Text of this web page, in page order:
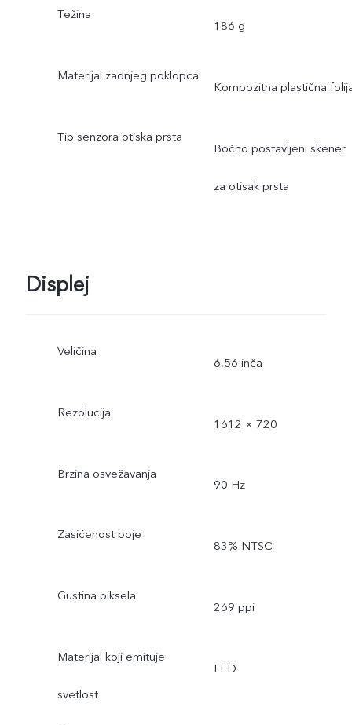
Težina
186 g
Materijal zadnjeg poklopca
Kompozitna plastična
Tip senzora otiska prsta
Bočno postavljeni skener
za otisak prsta
Displej
Veličina
6,56 inča
Rezolucija
1612 × 720
Brzina osvežavanja
90 Hz
Zasićenost boje
83% NTSC
Gustina piksela
269 ppi
Materijal koji emituje
svetlost
LED